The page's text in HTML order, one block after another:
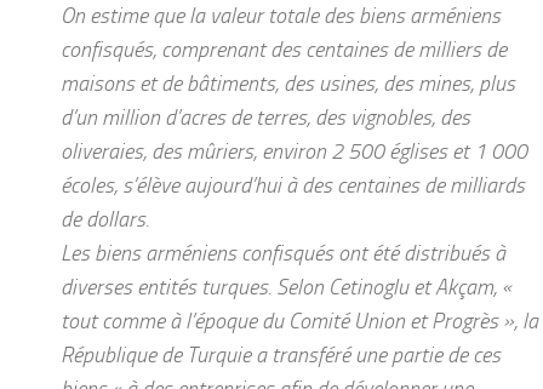
On estime que la valeur totale des biens arméniens
confisqués, comprenant des centaines de milliers de
maisons et de bâtiments, des usines, des mines, plus
d’un million d’acres de terres, des vignobles, des
oliveraies, des mûriers, environ 2 500 églises et 1 000
écoles, s’élève aujourd’hui à des centaines de milliards
de dollars.
Les biens arméniens confisqués ont été distribués à
diverses entités turques. Selon Cetinoglu et Akçam, «
tout comme à l’époque du Comité Union et Progrès », la
République de Turquie a transféré une partie de ces